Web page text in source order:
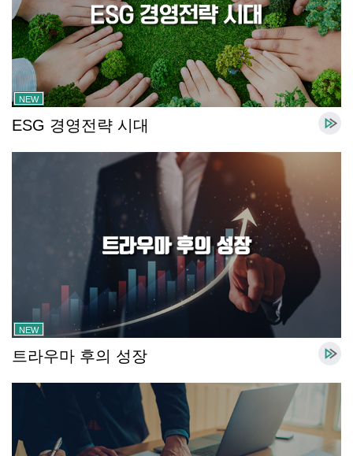
NEW
ESG 경영전략 시대
NEW
트라우마 후의 성장